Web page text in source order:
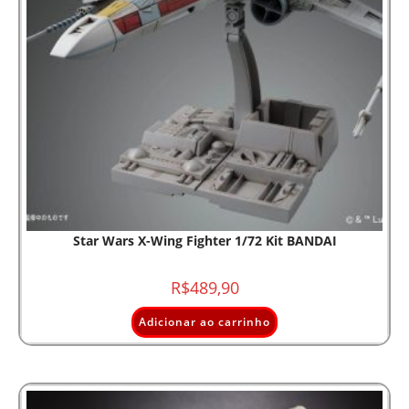
Star Wars X-Wing Fighter 1/72 Kit BANDAI
R$489,90
Adicionar ao carrinho